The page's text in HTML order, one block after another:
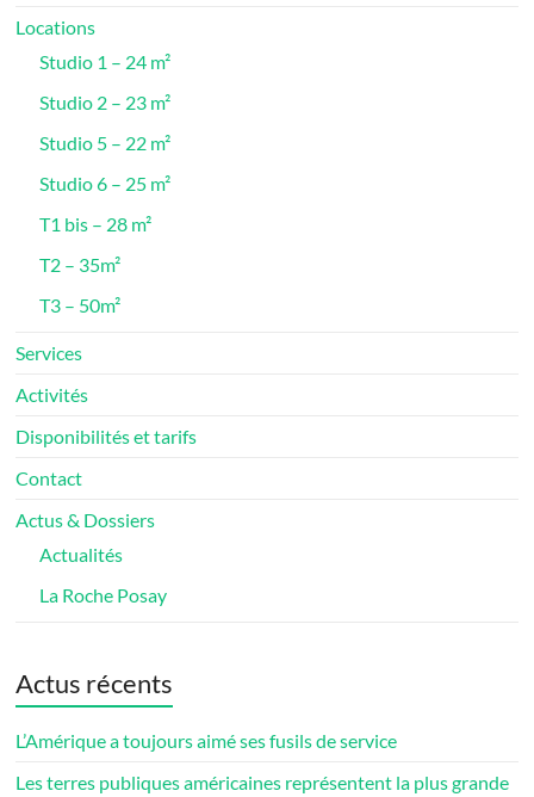
Locations
Studio 1 – 24 m²
Studio 2 – 23 m²
Studio 5 – 22 m²
Studio 6 – 25 m²
T1 bis – 28 m²
T2 – 35m²
T3 – 50m²
Services
Activités
Disponibilités et tarifs
Contact
Actus & Dossiers
Actualités
La Roche Posay
Actus récents
L’Amérique a toujours aimé ses fusils de service
Les terres publiques américaines représentent la plus grande